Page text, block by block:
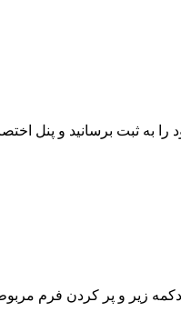
به ثبت برسانید و پنل
زیر و پر کردن فرم